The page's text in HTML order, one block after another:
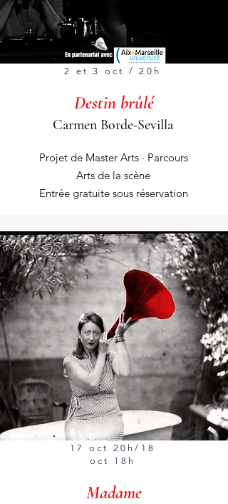
2 et 3 oct / 20h
Destin brûlé
Carmen Borde-Sevilla
Projet de Master Arts · Parcours
Arts de la scène
Entrée gratuite sous réservation
17 oct 20h/18
oct 18h
Madame